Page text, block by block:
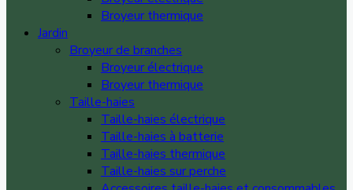
Broyeur thermique
Jardin
Broyeur de branches
Broyeur électrique
Broyeur thermique
Taille-haies
Taille-haies électrique
Taille-haies à batterie
Taille-haies thermique
Taille-haies sur perche